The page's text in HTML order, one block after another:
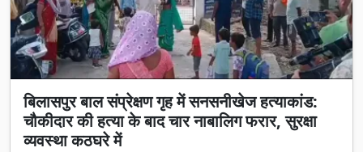
बिलासपुर बाल संप्रेक्षण गृह में सनसनीखेज हत्याकांड:
चौकीदार की हत्या के बाद चार नाबालिग फरार, सुरक्षा
व्यवस्था कठघरे में